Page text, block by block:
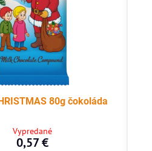
80g čokoláda
Vypredané
0,57 €